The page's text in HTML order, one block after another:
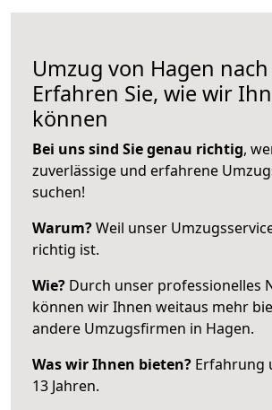
Umzug von Hagen
Erfahren Sie, wie wir
können
Bei uns sind Sie genau richtig,
zuverlässige und erfahrene
suchen!
Warum?Weil unser
richtig ist.
Wie? Durch unser professionelles
können wir Ihnen weitaus mehr
andere Umzugsfirmen in Hagen.
Was wir Ihnen bieten? Erfahrung
13 Jahren.